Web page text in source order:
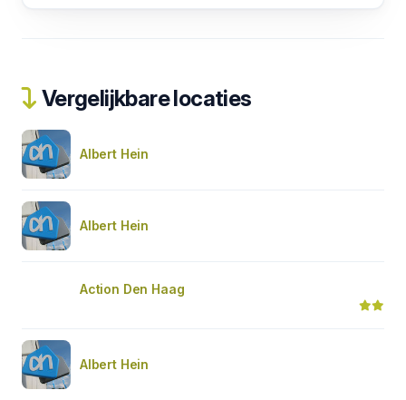
Vergelijkbare locaties
Albert Hein
Albert Hein
Action Den Haag
Albert Hein